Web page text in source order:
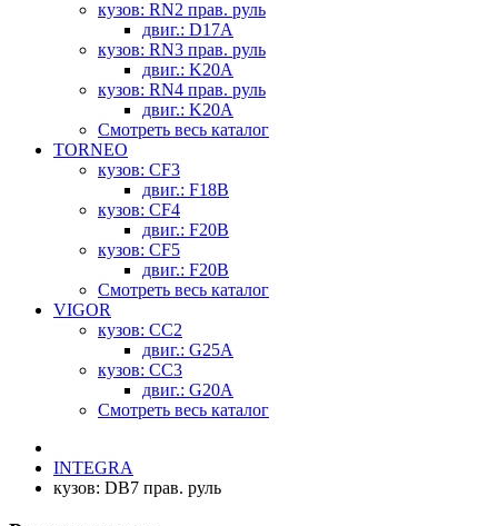
кузов: RN2 прав. руль
двиг.: D17A
кузов: RN3 прав. руль
двиг.: K20A
кузов: RN4 прав. руль
двиг.: K20A
Смотреть весь каталог
TORNEO
кузов: CF3
двиг.: F18B
кузов: CF4
двиг.: F20B
кузов: CF5
двиг.: F20B
Смотреть весь каталог
VIGOR
кузов: CC2
двиг.: G25A
кузов: CC3
двиг.: G20A
Смотреть весь каталог
INTEGRA
кузов: DB7 прав. руль